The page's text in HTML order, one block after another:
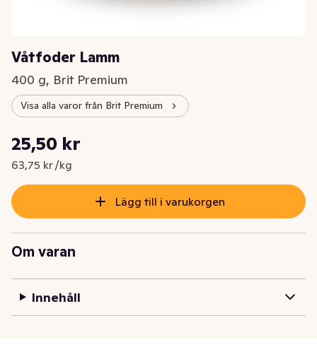
Våtfoder Lamm
400 g, Brit Premium
Visa alla varor från Brit Premium
Nuvarande pris är: 25,50 kr
25,50 kr
63,75 kr /kg
Styckpris: 63,75 kr /kg
Lägg till i varukorgen
Om varan
Innehåll